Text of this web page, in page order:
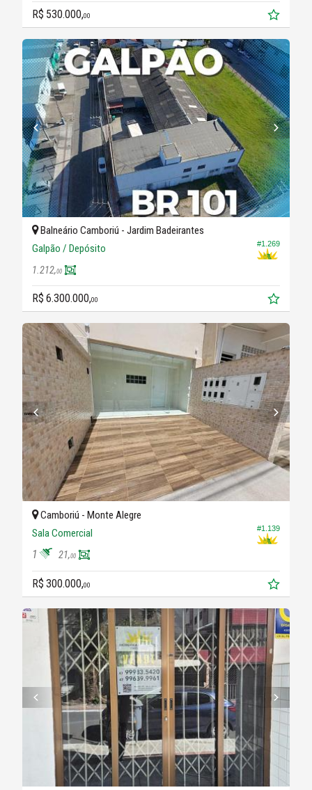
R$ 530.000,00
#1.269
Balneário Camboriú - Jardim Badeirantes
Galpão / Depósito
1.212,00
R$ 6.300.000,00
#1.139
Camboriú - Monte Alegre
Sala Comercial
1 21,00
R$ 300.000,00